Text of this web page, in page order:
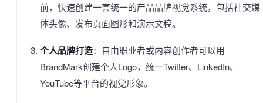
前，快速创建一套统一的产品品牌视觉系统，包括社交媒
体头像、发布页面图形和演示文稿。
个人品牌打造：自由职业者或内容创作者可以用
BrandMark创建个人Logo，统一Twitter、LinkedIn、
YouTube等平台的视觉形象。